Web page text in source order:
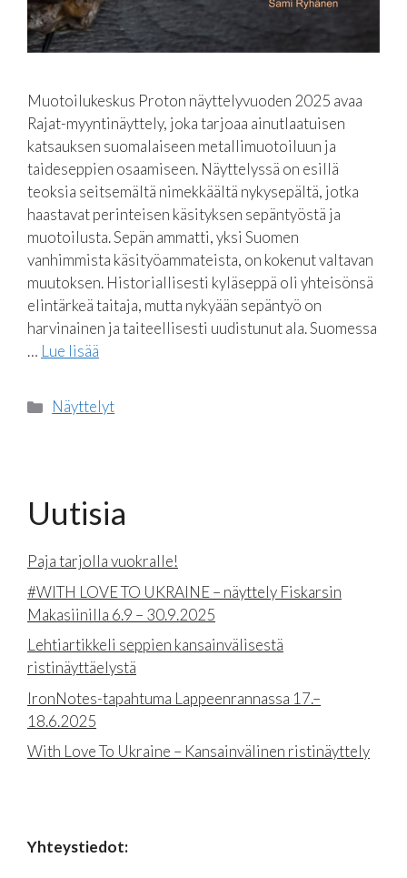
Muotoilukeskus Proton näyttelyvuoden 2025 avaa
Rajat-myyntinäyttely, joka tarjoaa ainutlaatuisen
katsauksen suomalaiseen metallimuotoiluun ja
taideseppien osaamiseen. Näyttelyssä on esillä
teoksia seitsemältä nimekkäältä nykysepältä, jotka
haastavat perinteisen käsityksen sepäntyöstä ja
muotoilusta. Sepän ammatti, yksi Suomen
vanhimmista käsityöammateista, on kokenut valtavan
muutoksen. Historiallisesti kyläseppä oli yhteisönsä
elintärkeä taitaja, mutta nykyään sepäntyö on
harvinainen ja taiteellisesti uudistunut ala. Suomessa
… Lue lisää
Kategoriat
Näyttelyt
Uutisia
Paja tarjolla vuokralle!
#WITH LOVE TO UKRAINE – näyttely Fiskarsin
Makasiinilla 6.9 – 30.9.2025
Lehtiartikkeli seppien kansainvälisestä
ristinäyttäelystä
IronNotes-tapahtuma Lappeenrannassa 17.–
18.6.2025
With Love To Ukraine – Kansainvälinen ristinäyttely
Yhteystiedot: